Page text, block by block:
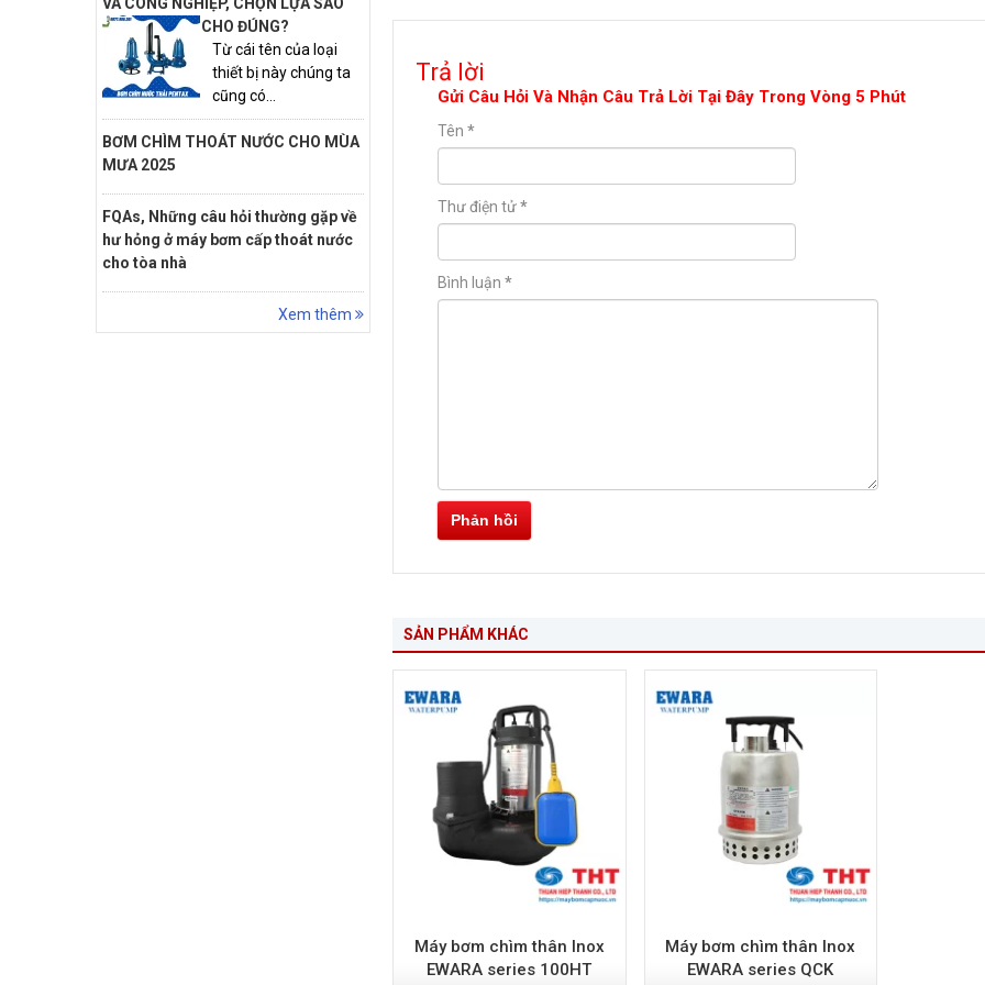
VÀ CÔNG NGHIỆP, CHỌN LỰA SAO
CHO ĐÚNG?
Từ cái tên của loại
thiết bị này chúng ta
cũng có...
BƠM CHÌM THOÁT NƯỚC CHO MÙA
MƯA 2025
FQAs, Những câu hỏi thường gặp về
hư hỏng ở máy bơm cấp thoát nước
cho tòa nhà
Xem thêm
Trả lời
Gửi Câu Hỏi Và Nhận Câu Trả Lời Tại Đây Trong Vòng 5 Phút
Tên *
Thư điện tử*
Bình luận *
Phản hồi
SẢN PHẨM KHÁC
Máy bơm chìm thân Inox
EWARA series 100HT
Máy bơm chìm thân Inox
EWARA series QCK